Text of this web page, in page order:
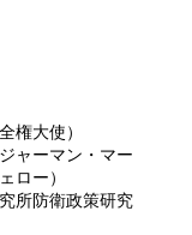
権大使）
ャーマン・マー
ロー）
所防衛政策研究